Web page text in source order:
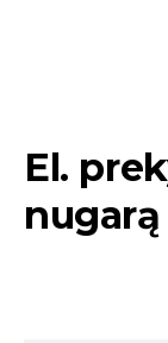
El.
nugarą